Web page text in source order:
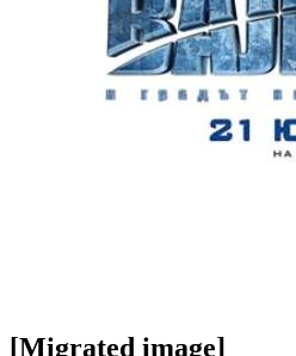
[Migrated image]